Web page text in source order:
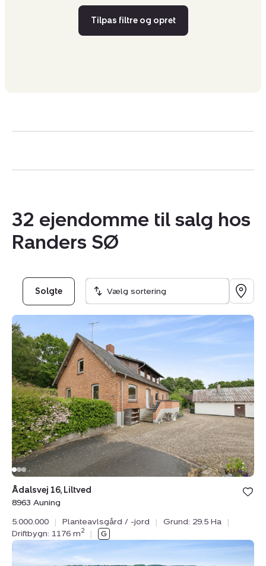
Tilpas filtre og opret
32 ejendomme til salg hos
Randers SØ
Solgte Vælg sortering
Planteavlsgård
/
-
jord:
Ådalsvej
16,
Liltved,
8963
Auning
Bolig er
under
Ådalsvej 16, Liltved
8963 Auning
5.000.000
| Planteavlsgård / -jord | Grund: 29.5 Ha
|
Driftbygn: 1176 m2 |
Landejendom: